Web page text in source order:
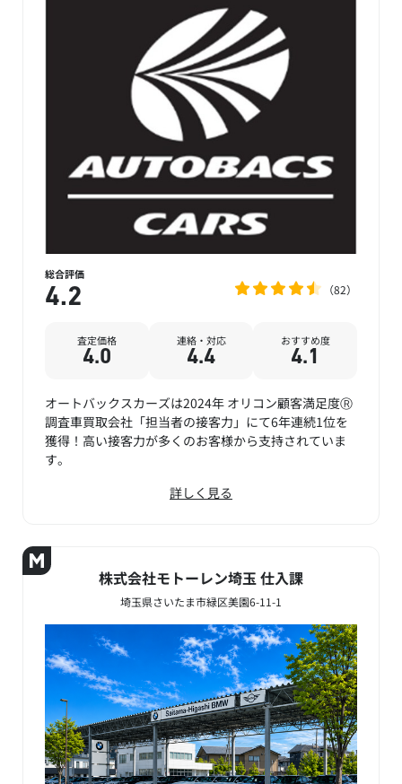
総合評価
4.2 82
査定価格
4.0
連絡・対応
4.4
おすすめ度
4.1
オートバックスカーズは2024年 オリコン顧客満足度Ⓡ
調査車買取会社「担当者の接客力」にて6年連続1位を
獲得！高い接客力が多くのお客様から支持されていま
す。
詳しく見る
株式会社モトーレン埼玉 仕入課
埼玉県さいたま市緑区美園6-11-1